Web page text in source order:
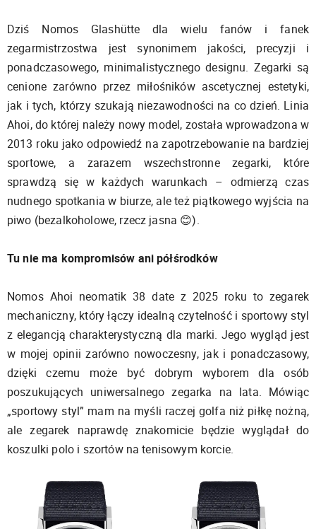
Dziś Nomos Glashütte dla wielu fanów i fanek
zegarmistrzostwa jest synonimem jakości, precyzji i
ponadczasowego, minimalistycznego designu. Zegarki są
cenione zarówno przez miłośników ascetycznej estetyki,
jak i tych, którzy szukają niezawodności na co dzień. Linia
Ahoi, do której należy nowy model, została wprowadzona w
2013 roku jako odpowiedź na zapotrzebowanie na bardziej
sportowe, a zarazem wszechstronne zegarki, które
sprawdzą się w każdych warunkach – odmierzą czas
nudnego spotkania w biurze, ale też piątkowego wyjścia na
piwo (bezalkoholowe, rzecz jasna 😊).
Tu nie ma kompromisów ani półśrodków
Nomos Ahoi neomatik 38 date z 2025 roku to zegarek
mechaniczny, który łączy idealną czytelność i sportowy styl
z elegancją charakterystyczną dla marki. Jego wygląd jest
w mojej opinii zarówno nowoczesny, jak i ponadczasowy,
dzięki czemu może być dobrym wyborem dla osób
poszukujących uniwersalnego zegarka na lata. Mówiąc
„sportowy styl” mam na myśli raczej golfa niż piłkę nożną,
ale zegarek naprawdę znakomicie będzie wyglądał do
koszulki polo i szortów na tenisowym korcie.